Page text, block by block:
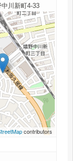
川新町4-33
contributors